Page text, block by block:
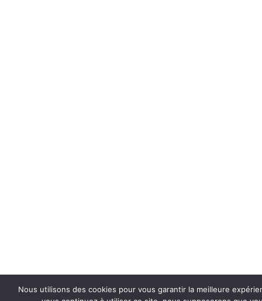
Nous utilisons des cookies pour vous garantir la meilleure